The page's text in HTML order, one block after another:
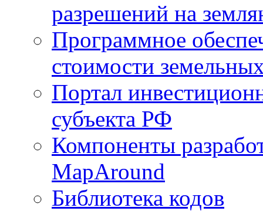
разрешений на
Программное
стоимости
Портал
субъекта РФ
Компоненты
MapAround
Библиотека кодов